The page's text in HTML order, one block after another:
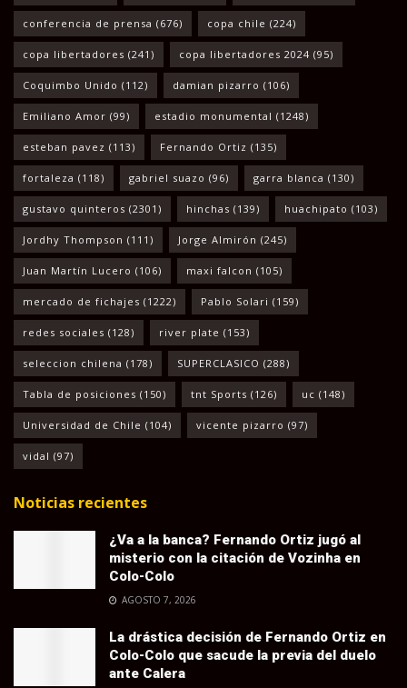
conferencia de prensa (676) copa chile (224)
copa libertadores (241) copa libertadores 2024 (95)
Coquimbo Unido (112) damian pizarro (106)
Emiliano Amor (99) estadio monumental (1248)
esteban pavez (113) Fernando Ortiz (135)
fortaleza (118) gabriel suazo (96) garra blanca (130)
gustavo quinteros (2301) hinchas (139) huachipato (103)
Jordhy Thompson (111) Jorge Almirón (245)
Juan Martín Lucero (106) maxi falcon (105)
mercado de fichajes (1222) Pablo Solari (159)
redes sociales (128) river plate (153)
seleccion chilena (178) SUPERCLASICO (288)
Tabla de posiciones (150) tnt Sports (126) uc (148)
Universidad de Chile (104) vicente pizarro (97)
vidal (97)
Noticias recientes
¿Va a la banca? Fernando Ortiz jugó al
misterio con la citación de Vozinha en
Colo-Colo
AGOSTO 7, 2026
La drástica decisión de Fernando Ortiz en
Colo-Colo que sacude la previa del duelo
ante Calera